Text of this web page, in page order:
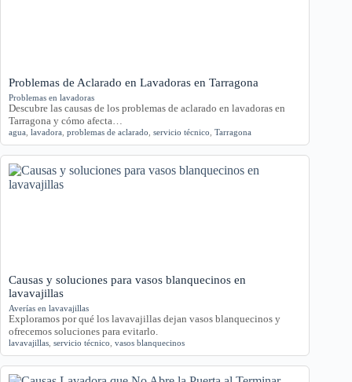
Problemas de Aclarado en Lavadoras en Tarragona
Problemas en lavadoras
Descubre las causas de los problemas de aclarado en lavadoras en
Tarragona y cómo afecta…
agua lavadora problemas de aclarado servicio técnico Tarragona
Causas y soluciones para vasos blanquecinos en
lavavajillas
Averías en lavavajillas
Exploramos por qué los lavavajillas dejan vasos blanquecinos y
ofrecemos soluciones para evitarlo.
lavavajillas servicio técnico vasos blanquecinos